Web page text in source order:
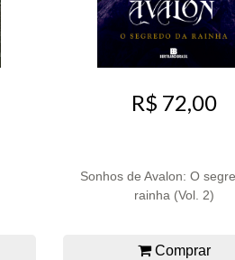
R$ 72,00
Sonhos de Avalon: O
rainha (Vol. 2)
Comprar